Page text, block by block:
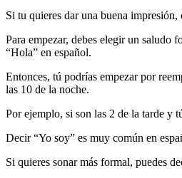
Si tu quieres dar una buena
Para empezar, debes elegir un saludo
“Hola” en español.
Entonces, tú podrías empezar por
las 10 de la noche.
Por ejemplo, si son las 2 de la tarde y
Decir “Yo soy” es muy común en
Si quieres sonar más formal, puedes